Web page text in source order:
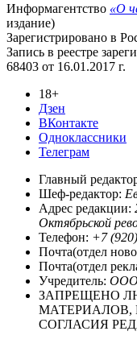
Информагентство «О
издание)
Зарегистрировано в
Запись в реестре
68403 от 16.01.2017 г.
18+
Дзен
ВКонтакте
Одноклассники
Телеграм
Главный
Шеф-редактор:
Адрес редакции:
Октябрьской
Телефон: +7
Почта(отдел
Почта(отдел
Учредитель: ООО
ЗАПРЕЩЕНО
МАТЕРИАЛОВ,
СОГЛАСИЯ